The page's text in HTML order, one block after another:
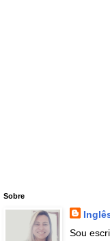
Sobre
Sou